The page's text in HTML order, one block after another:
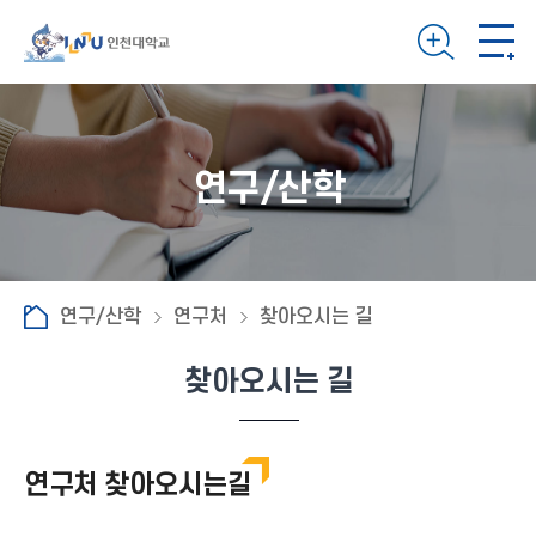
연구/산학
연구/산학 연구처 찾아오시는 길
찾아오시는 길
연구처 찾아오시는길